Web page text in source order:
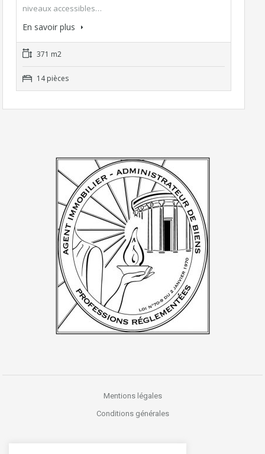
niveaux accessibles…
En savoir plus
371 m2
14 pièces
Mentions légales
Conditions générales